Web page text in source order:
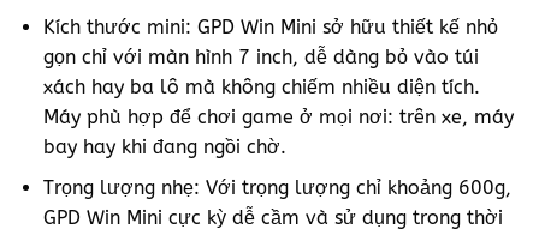
Kích thước mini: GPD Win Mini sở hữu thiết kế nhỏ
gọn chỉ với màn hình 7 inch, dễ dàng bỏ vào túi
xách hay ba lô mà không chiếm nhiều diện tích.
Máy phù hợp để chơi game ở mọi nơi: trên xe, máy
bay hay khi đang ngồi chờ.
Trọng lượng nhẹ: Với trọng lượng chỉ khoảng 600g,
GPD Win Mini cực kỳ dễ cầm và sử dụng trong thời